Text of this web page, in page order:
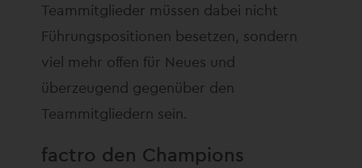
Teammitglieder müssen dabei nicht
Führungspositionen besetzen, sondern
viel mehr offen für Neues und
überzeugend gegenüber den
Teammitgliedern sein.
factro den Champions